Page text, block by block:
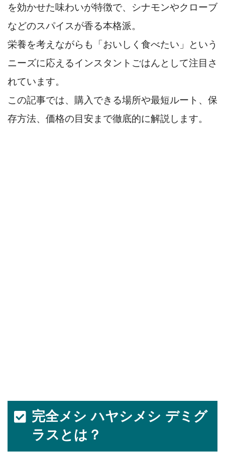
を効かせた味わいが特徴で、シナモンやクローブ
などのスパイスが香る本格派。
栄養を考えながらも「おいしく食べたい」という
ニーズに応えるインスタントごはんとして注目さ
れています。
この記事では、購入できる場所や最短ルート、保
存方法、価格の目安まで徹底的に解説します。
完全メシ ハヤシメシ デミグ
ラスとは？